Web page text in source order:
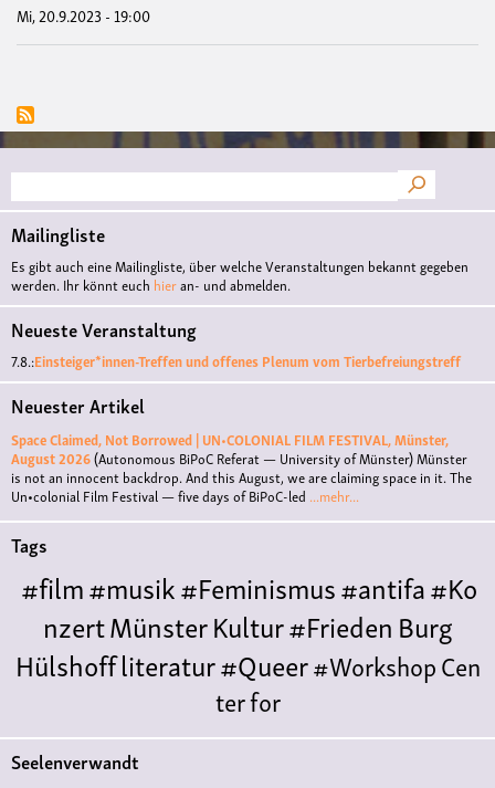
Mi, 20.9.2023 - 19:00
Suche
Mailingliste
Es gibt auch eine Mailingliste, über welche Veranstaltungen bekannt gegeben
werden. Ihr könnt euch hieran- und abmelden.
Neueste Veranstaltung
7.8.:Einsteiger*innen-Treffen und offenes Plenum vom Tierbefreiungstreff
Neuester Artikel
Space Claimed, Not Borrowed | UN•COLONIAL FILM FESTIVAL, Münster,
August 2026(Autonomous BiPoC Referat — University of Münster)Münster
is not an innocent backdrop. And this August, we are claiming space in it. The
Un•colonial Film Festival — five days of BiPoC-led ...mehr...
Tags
#film#musik#Feminismus#antifa#Ko
nzertMünsterKultur#FriedenBurg
Hülshoffliteratur#Queer#WorkshopCen
ter for
LiteraturePolyamoriePolytreff#liveKonzert
Polyamorietreff
Seelenverwandt